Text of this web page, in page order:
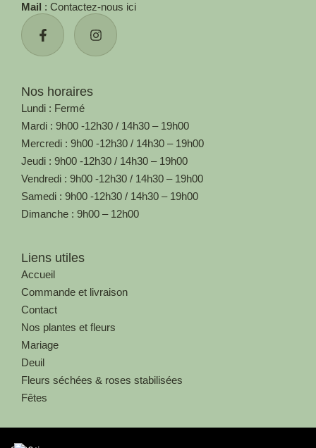
Mail : Contactez-nous ici
Nos horaires
Lundi : Fermé
Mardi : 9h00 -12h30 / 14h30 – 19h00
Mercredi : 9h00 -12h30 / 14h30 – 19h00
Jeudi : 9h00 -12h30 / 14h30 – 19h00
Vendredi : 9h00 -12h30 / 14h30 – 19h00
Samedi : 9h00 -12h30 / 14h30 – 19h00
Dimanche : 9h00 – 12h00
Liens utiles
Accueil
Commande et livraison
Contact
Nos plantes et fleurs
Mariage
Deuil
Fleurs séchées & roses stabilisées
Fêtes